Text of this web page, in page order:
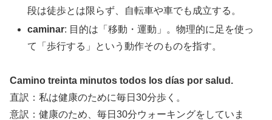
段は徒歩とは限らず、自転車や車でも成立する。
caminar: 目的は「移動・運動」。物理的に足を使っ
て「歩行する」という動作そのものを指す。
Camino treinta minutos todos los días por salud.
直訳：私は健康のために毎日30分歩く。
意訳：健康のため、毎日30分ウォーキングをしていま